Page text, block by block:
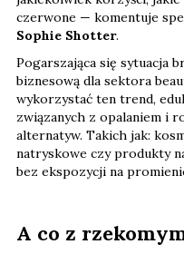
czerwone — komentuje
Sophie Shotter.
Pogarszająca się sytuacja
biznesową dla sektora
wykorzystać ten trend,
związanych z opalaniem i
alternatyw. Takich jak:
natryskowe czy produkty
bez ekspozycji na
A co z